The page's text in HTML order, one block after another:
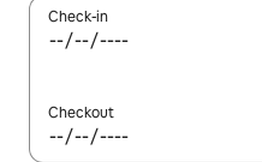
Check-in
Checkout